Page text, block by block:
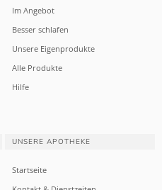
Im Angebot
Besser schlafen
Unsere Eigenprodukte
Alle Produkte
Hilfe
UNSERE APOTHEKE
Startseite